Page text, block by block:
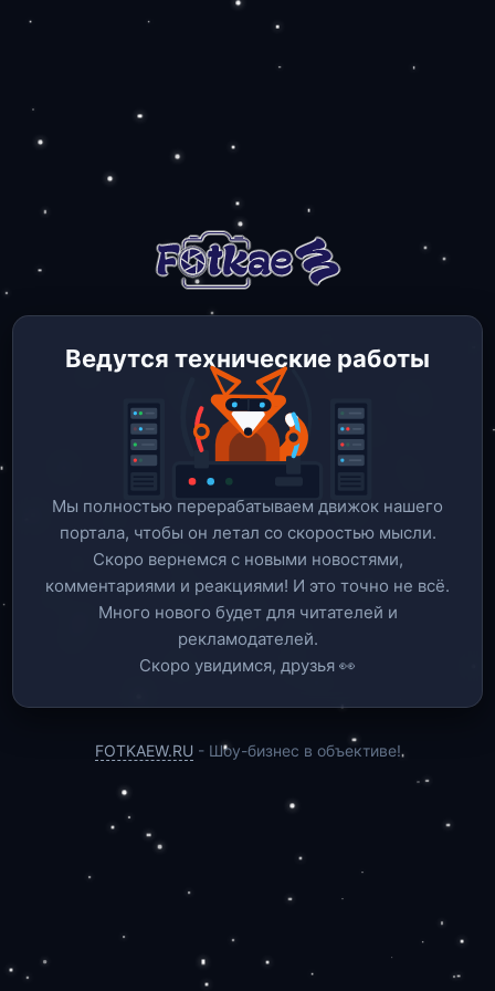
Ведутся технические работы
Мы полностью перерабатываем движок нашего
портала, чтобы он летал со скоростью мысли.
Скоро вернемся c новыми новостями,
комментариями и реакциями! И это точно не всё.
Много нового будет для читателей и
рекламодателей.
Скоро увидимся, друзья 👀
FOTKAEW.RU - Шоу-бизнес в объективе!